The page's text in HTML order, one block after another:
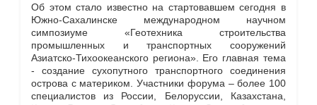
Об этом стало известно на стартовавшем сегодня в
Южно-Сахалинске международном научном
симпозиуме «Геотехника строительства
промышленных и транспортных сооружений
Азиатско-Тихоокеанского региона». Его главная тема
- создание сухопутного транспортного соединения
острова с материком. Участники форума – более 100
специалистов из России, Белоруссии, Казахстана,